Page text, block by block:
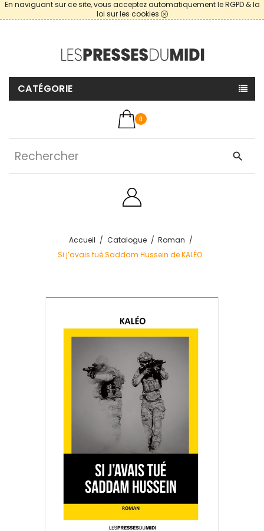
En naviguant sur ce site, vous acceptez automatiquement le RGPD & la
loi sur les cookies
CATÉGORIE
0
search
Accueil Catalogue
Roman
Si j’avais tué Saddam Hussein de KALÉO